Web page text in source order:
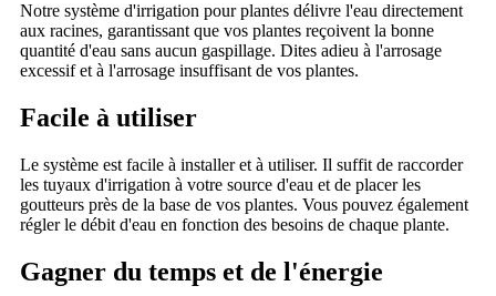
Notre système d'irrigation pour plantes délivre l'eau directement
aux racines, garantissant que vos plantes reçoivent la bonne
quantité d'eau sans aucun gaspillage. Dites adieu à l'arrosage
excessif et à l'arrosage insuffisant de vos plantes.
Facile à utiliser
Le système est facile à installer et à utiliser. Il suffit de raccorder
les tuyaux d'irrigation à votre source d'eau et de placer les
goutteurs près de la base de vos plantes. Vous pouvez également
régler le débit d'eau en fonction des besoins de chaque plante.
Gagner du temps et de l'énergie